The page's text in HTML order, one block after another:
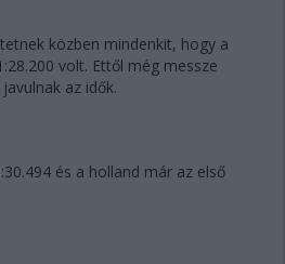
közben mindenkit, hogy a
volt. Ettől még messze
az idők.
és a holland már az első